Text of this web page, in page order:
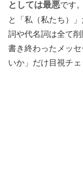
としては最悪です
と「私（私たち）
詞や代名詞は全て削
書き終わったメッ
いか」だけ目視チ